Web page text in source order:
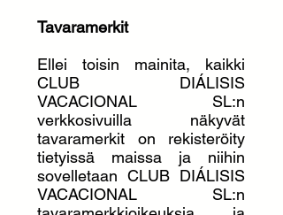
Tavaramerkit
Ellei toisin mainita, kaikki
CLUB DIÁLISIS
VACACIONAL SL:n
verkkosivuilla näkyvät
tavaramerkit on rekisteröity
tietyissä maissa ja niihin
sovelletaan CLUB DIÁLISIS
VACACIONAL SL:n